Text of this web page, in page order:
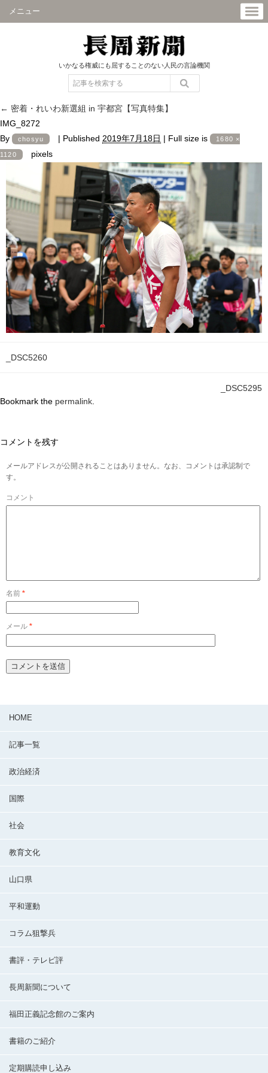
メニュー
いかなる権威にも屈することのない人民の言論機関
← 密着・れいわ新選組 in 宇都宮【写真特集】
IMG_8272
By
chosyu | Published 2019年7月18日 | Full size is 1680 ×
1120 pixels
_DSC5260
_DSC5295
Bookmark the permalink
コメントを残す
メールアドレスが公開されることはありません。なお、コメントは承認制で
す。
コメント
名前 *
メール *
HOME
記事一覧
政治経済
国際
社会
教育文化
山口県
平和運動
コラム狙撃兵
書評・テレビ評
長周新聞について
福田正義記念館のご案内
書籍のご紹介
定期購読申し込み